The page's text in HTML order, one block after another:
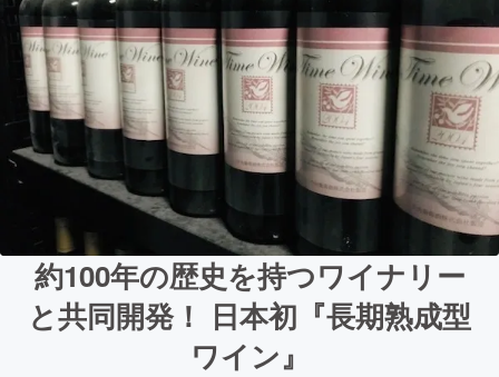
約100年の歴史を持つワイナリー
と共同開発！ 日本初『長期熟成型
ワイン』